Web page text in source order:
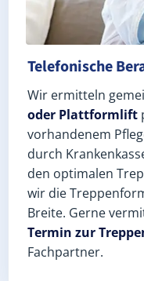
Telefonische
Wir ermitteln
oder Plattformlift
vorhandenem
durch
den optimalen
wir die
Breite. Gerne
Termin zur
Fachpartner.